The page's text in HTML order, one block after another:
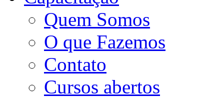
Quem Somos
O que Fazemos
Contato
Cursos abertos